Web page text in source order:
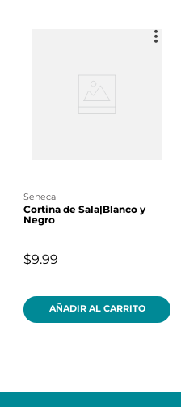
seneca
Cortina de Sala|Blanco y
Negro
$9.99
AÑADIR AL CARRITO